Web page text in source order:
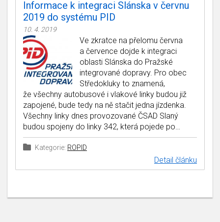
Informace k integraci Slánska v červnu
2019 do systému PID
10. 4. 2019
Ve zkratce na přelomu června
a července dojde k integraci
oblasti Slánska do Pražské
integrované dopravy. Pro obec
Středokluky to znamená,
že všechny autobusové i vlakové linky budou již
zapojené, bude tedy na ně stačit jedna jízdenka.
Všechny linky dnes provozované ČSAD Slaný
budou spojeny do linky 342, která pojede po…
Kategorie: ROPID
Detail článku